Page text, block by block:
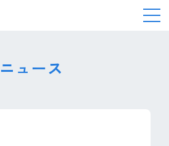
ニュース